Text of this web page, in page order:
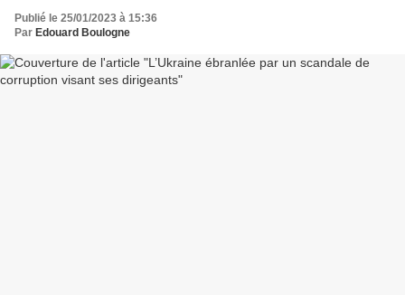
Publié le 25/01/2023 à 15:36
Par Edouard Boulogne